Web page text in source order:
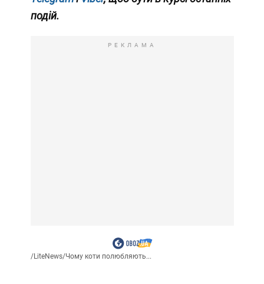
подій.
РЕКЛАМА
/LiteNews/Чому коти полюбляють...